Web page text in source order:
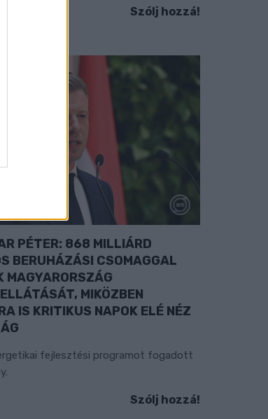
Szólj hozzá!
PÉTER: 868 MILLIÁRD
BERUHÁZÁSI CSOMAGGAL
MAGYARORSZÁG
MIKÖZBEN
IS KRITIKUS NAPOK ELÉ NÉZ
fejlesztési programot fogadott
Szólj hozzá!